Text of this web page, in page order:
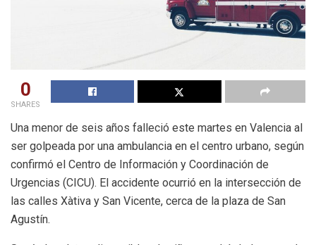
0
SHARES
Una menor de seis años falleció este martes en Valencia al
ser golpeada por una ambulancia en el centro urbano, según
confirmó el Centro de Información y Coordinación de
Urgencias (CICU). El accidente ocurrió en la intersección de
las calles Xàtiva y San Vicente, cerca de la plaza de San
Agustín.